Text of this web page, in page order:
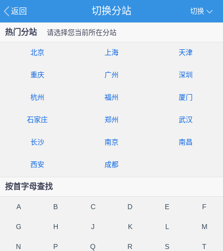
返回 切换
切换分站
热门分站 请选择您当前所在分站
北京 上海 天津
重庆 广州 深圳
杭州 福州 厦门
石家庄 郑州 武汉
长沙 南京 南昌
西安 成都
按首字母查找
A B C D E F
G H J K L M
N P Q R S T